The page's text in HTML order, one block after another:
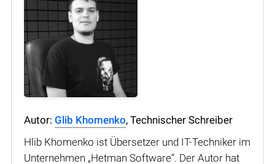
Autor: Glib Khomenko, Technischer Schreiber
Hlib Khomenko ist Übersetzer und IT-Techniker im
Unternehmen „Hetman Software“. Der Autor hat